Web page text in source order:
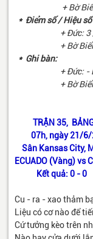
+ Bờ Biển
* Điểm số / Hiệu
+ Đức: 3 /
+ Bờ Biển
* Ghi bàn:
+ Đức: -
+ Bờ Biển Ngà:
TRẬN 35,
07h, ngày 21/6/
Sân Kansas City,
ECUADO (Vàng) vs
Kết quả: 0 - 0
Cu - ra - xao thảm
Liệu có cơ nào để
Cứ tưởng kèo trên